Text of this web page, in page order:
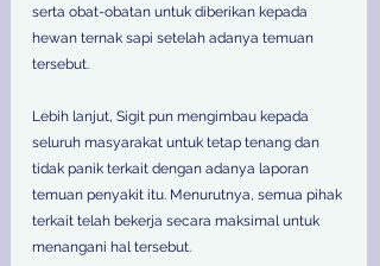
serta obat-obatan untuk diberikan kepada
hewan ternak sapi setelah adanya temuan
tersebut.
Lebih lanjut, Sigit pun mengimbau kepada
seluruh masyarakat untuk tetap tenang dan
tidak panik terkait dengan adanya laporan
temuan penyakit itu. Menurutnya, semua pihak
terkait telah bekerja secara maksimal untuk
menangani hal tersebut.